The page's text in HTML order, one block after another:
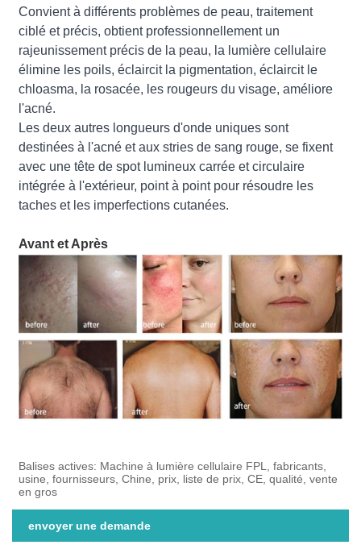
Convient à différents problèmes de peau, traitement
ciblé et précis, obtient professionnellement un
rajeunissement précis de la peau, la lumière cellulaire
élimine les poils, éclaircit la pigmentation, éclaircit le
chloasma, la rosacée, les rougeurs du visage, améliore
l'acné.
Les deux autres longueurs d'onde uniques sont
destinées à l'acné et aux stries de sang rouge, se fixent
avec une tête de spot lumineux carrée et circulaire
intégrée à l'extérieur, point à point pour résoudre les
taches et les imperfections cutanées.
Avant et Après
Balises actives: Machine à lumière cellulaire FPL, fabricants,
usine, fournisseurs, Chine, prix, liste de prix, CE, qualité, vente
en gros
envoyer une demande